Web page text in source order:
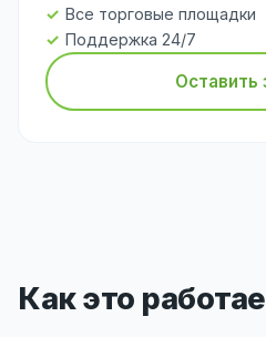
Все торговые площадки
Поддержка 24/7
Оставить
Как это